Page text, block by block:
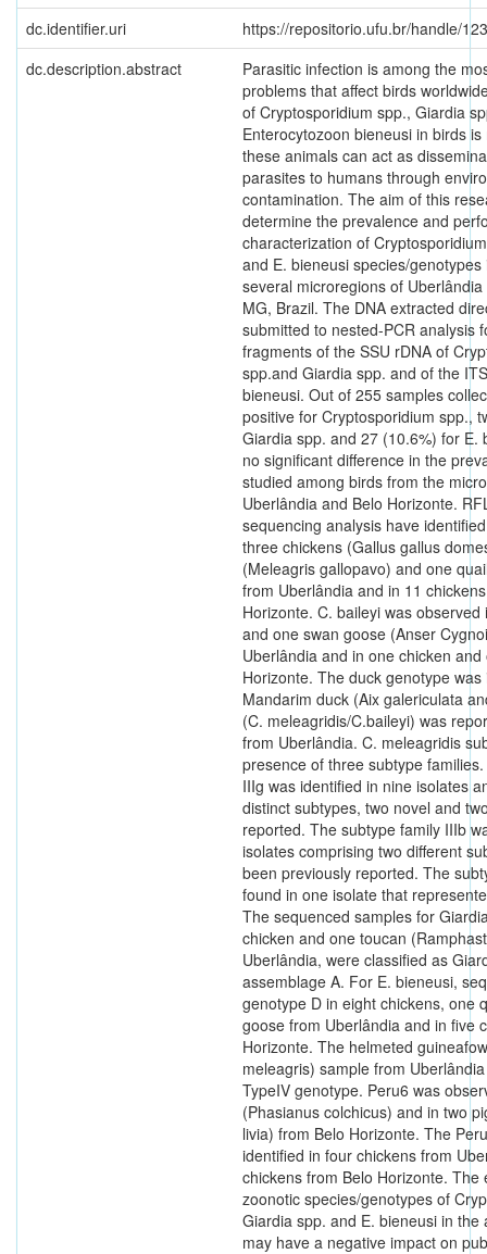
dc.identifier.uri
https://repositorio.ufu.br/handle/
dc.description.abstract
Parasitic infection is among the
problems that affect birds
of Cryptosporidium spp., Giardia
Enterocytozoon bieneusi in birds
these animals can act as
parasites to humans through
contamination. The aim of this
determine the prevalence and
characterization of
and E. bieneusi species/
several microregions of
MG, Brazil. The DNA extracted
submitted to nested-PCR analysis
fragments of the SSU rDNA of
spp.and Giardia spp. and of the
bieneusi. Out of 255 samples
positive for Cryptosporidium spp.,
Giardia spp. and 27 (10.6%) for E.
no significant difference in the
studied among birds from the
Uberlândia and Belo Horizonte.
sequencing analysis have
three chickens (Gallus gallus
(Meleagris gallopavo) and one
from Uberlândia and in 11
Horizonte. C. baileyi was
and one swan goose (Anser
Uberlândia and in one chicken
Horizonte. The duck genotype
Mandarim duck (Aix galericulata
(C. meleagridis/C.baileyi) was
from Uberlândia. C. meleagridis
presence of three subtype
IIIg was identified in nine isolates
distinct subtypes, two novel and
reported. The subtype family IIIb
isolates comprising two different
been previously reported. The
found in one isolate that
The sequenced samples for
chicken and one toucan
Uberlândia, were classified as
assemblage A. For E. bieneusi,
genotype D in eight chickens, one
goose from Uberlândia and in five
Horizonte. The helmeted
meleagris) sample from
TypeIV genotype. Peru6 was
(Phasianus colchicus) and in two
livia) from Belo Horizonte. The
identified in four chickens from
chickens from Belo Horizonte. The
zoonotic species/genotypes of
Giardia spp. and E. bieneusi in the
may have a negative impact on